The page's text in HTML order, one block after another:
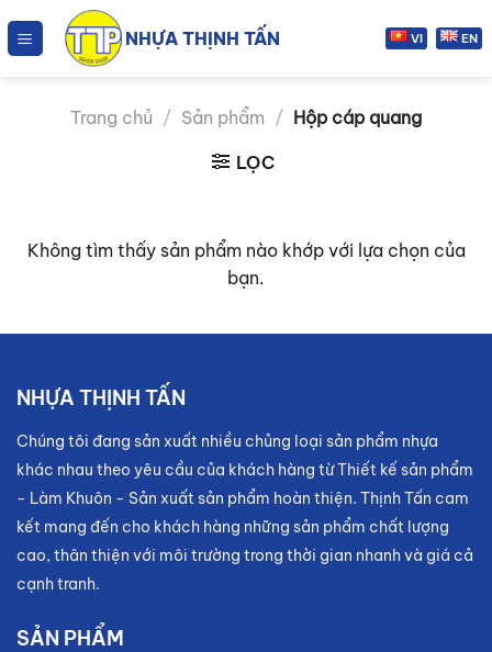
đến
NHỰA THỊNH TẤN VI EN
Trang chủ / Sản phẩm / Hộp cáp quang
LỌC
Không tìm thấy sản phẩm nào khớp với lựa chọn của
bạn.
NHỰA THỊNH TẤN
Chúng tôi đang sản xuất nhiều chủng loại sản phẩm nhựa
khác nhau theo yêu cầu của khách hàng từ Thiết kế sản phẩm
- Làm Khuôn - Sản xuất sản phẩm hoàn thiện. Thịnh Tấn cam
kết mang đến cho khách hàng những sản phẩm chất lượng
cao, thân thiện với môi trường trong thời gian nhanh và giá cả
cạnh tranh.
SẢN PHẨM